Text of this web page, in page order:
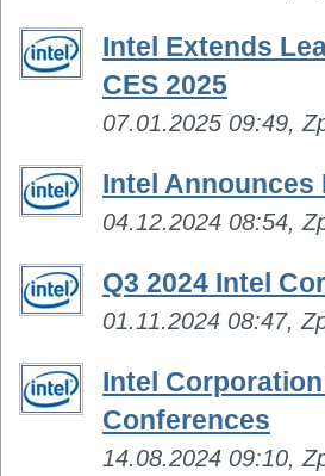
Intel Extends
CES 2025
07.01.2025 09:49,
Intel Announces
04.12.2024 08:54,
Q3 2024 Intel
01.11.2024 08:47,
Intel
Conferences
14.08.2024 09:10,